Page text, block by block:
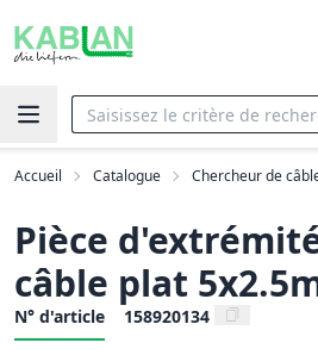
Accueil Catalogue Chercheur de
Pièce
câble plat
N° d'article 158920134